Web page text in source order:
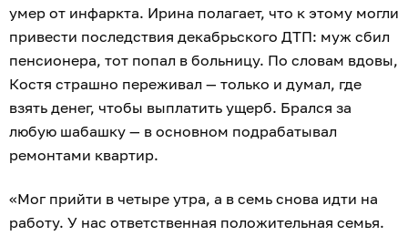
умер от инфаркта. Ирина полагает, что к этому могли
привести последствия декабрьского ДТП: муж сбил
пенсионера, тот попал в больницу. По словам вдовы,
Костя страшно переживал — только и думал, где
взять денег, чтобы выплатить ущерб. Брался за
любую шабашку — в основном подрабатывал
ремонтами квартир.
«Мог прийти в четыре утра, а в семь снова идти на
работу. У нас ответственная положительная семья.